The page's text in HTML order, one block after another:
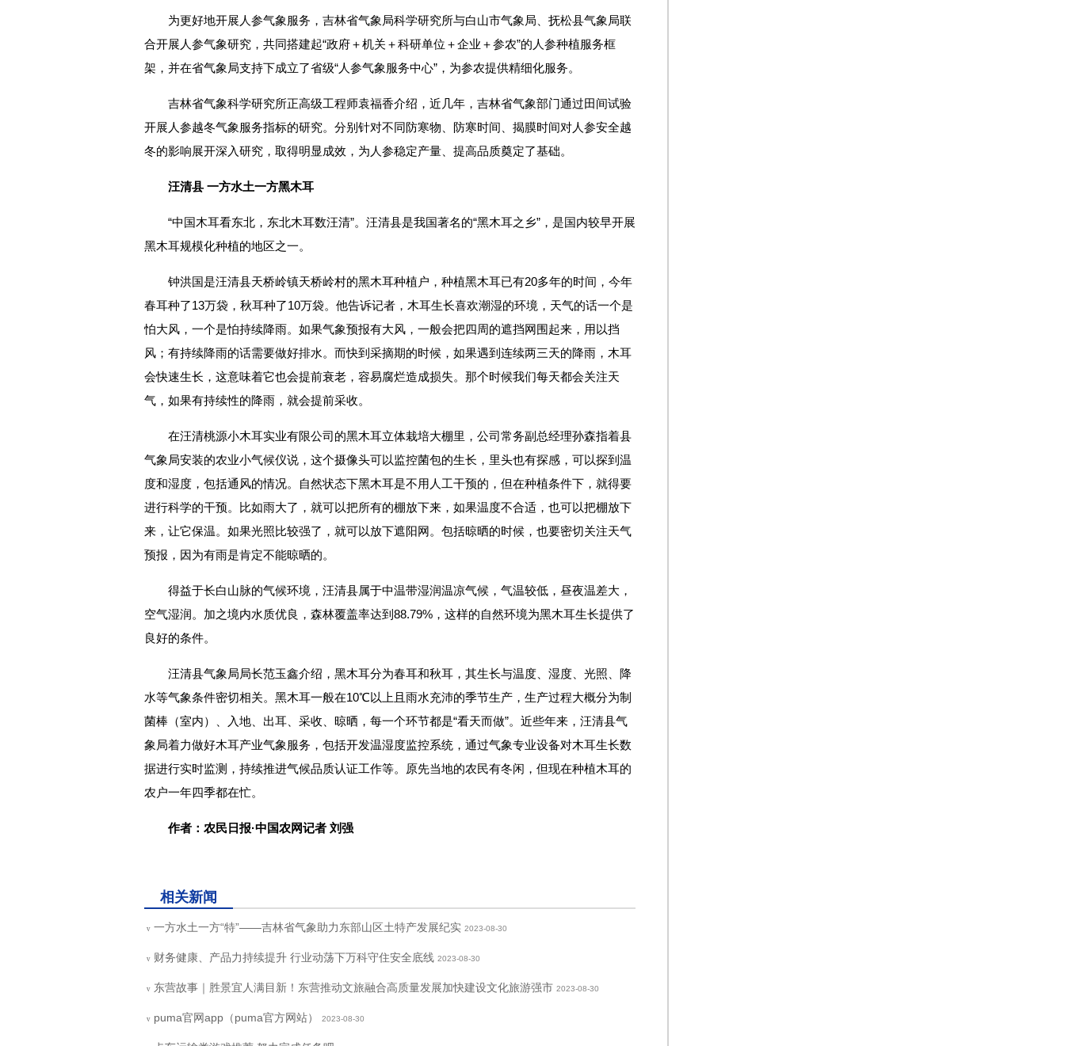
为更好地开展人参气象服务，吉林省气象局科学研究所与白山市气象局、抚松县气象局联
合开展人参气象研究，共同搭建起“政府＋机关＋科研单位＋企业＋参农”的人参种植服务框
架，并在省气象局支持下成立了省级“人参气象服务中心”，为参农提供精细化服务。
吉林省气象科学研究所正高级工程师袁福香介绍，近几年，吉林省气象部门通过田间试验
开展人参越冬气象服务指标的研究。分别针对不同防寒物、防寒时间、揭膜时间对人参安全越
冬的影响展开深入研究，取得明显成效，为人参稳定产量、提高品质奠定了基础。
汪清县 一方水土一方黑木耳
“中国木耳看东北，东北木耳数汪清”。汪清县是我国著名的“黑木耳之乡”，是国内较早开展
黑木耳规模化种植的地区之一。
钟洪国是汪清县天桥岭镇天桥岭村的黑木耳种植户，种植黑木耳已有20多年的时间，今年
春耳种了13万袋，秋耳种了10万袋。他告诉记者，木耳生长喜欢潮湿的环境，天气的话一个是
怕大风，一个是怕持续降雨。如果气象预报有大风，一般会把四周的遮挡网围起来，用以挡
风；有持续降雨的话需要做好排水。而快到采摘期的时候，如果遇到连续两三天的降雨，木耳
会快速生长，这意味着它也会提前衰老，容易腐烂造成损失。那个时候我们每天都会关注天
气，如果有持续性的降雨，就会提前采收。
在汪清桃源小木耳实业有限公司的黑木耳立体栽培大棚里，公司常务副总经理孙森指着县
气象局安装的农业小气候仪说，这个摄像头可以监控菌包的生长，里头也有探感，可以探到温
度和湿度，包括通风的情况。自然状态下黑木耳是不用人工干预的，但在种植条件下，就得要
进行科学的干预。比如雨大了，就可以把所有的棚放下来，如果温度不合适，也可以把棚放下
来，让它保温。如果光照比较强了，就可以放下遮阳网。包括晾晒的时候，也要密切关注天气
预报，因为有雨是肯定不能晾晒的。
得益于长白山脉的气候环境，汪清县属于中温带湿润温凉气候，气温较低，昼夜温差大，
空气湿润。加之境内水质优良，森林覆盖率达到88.79%，这样的自然环境为黑木耳生长提供了
良好的条件。
汪清县气象局局长范玉鑫介绍，黑木耳分为春耳和秋耳，其生长与温度、湿度、光照、降
水等气象条件密切相关。黑木耳一般在10℃以上且雨水充沛的季节生产，生产过程大概分为制
菌棒（室内）、入地、出耳、采收、晾晒，每一个环节都是“看天而做”。近些年来，汪清县气
象局着力做好木耳产业气象服务，包括开发温湿度监控系统，通过气象专业设备对木耳生长数
据进行实时监测，持续推进气候品质认证工作等。原先当地的农民有冬闲，但现在种植木耳的
农户一年四季都在忙。
作者：农民日报·中国农网记者 刘强
相关新闻
v 一方水土一方“特”——吉林省气象助力东部山区土特产发展纪实 2023-08-30
v 财务健康、产品力持续提升 行业动荡下万科守住安全底线 2023-08-30
v 东营故事｜胜景宜人满目新！东营推动文旅融合高质量发展加快建设文化旅游强市 2023-08-30
v puma官网app（puma官方网站） 2023-08-30